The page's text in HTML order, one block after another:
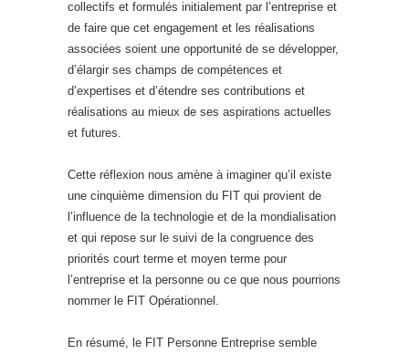
collectifs et formulés initialement par l’entreprise et
de faire que cet engagement et les réalisations
associées soient une opportunité de se développer,
d’élargir ses champs de compétences et
d’expertises et d’étendre ses contributions et
réalisations au mieux de ses aspirations actuelles
et futures.
Cette réflexion nous amène à imaginer qu’il existe
une cinquième dimension du FIT qui provient de
l’influence de la technologie et de la mondialisation
et qui repose sur le suivi de la congruence des
priorités court terme et moyen terme pour
l’entreprise et la personne ou ce que nous pourrions
nommer le FIT Opérationnel.
En résumé, le FIT Personne Entreprise semble